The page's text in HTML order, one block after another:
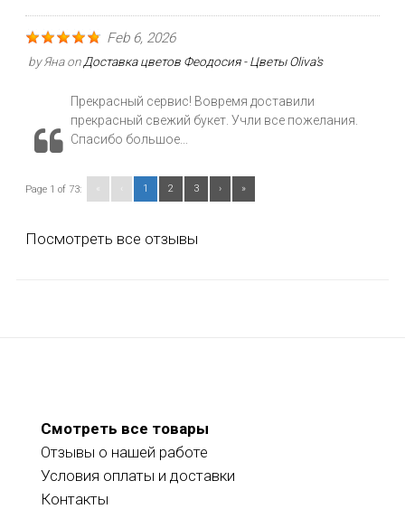
Feb 6, 2026
byЯнаon Доставка цветов Феодосия - Цветы Oliva's
Прекрасный сервис! Вовремя доставили
прекрасный свежий букет. Учли все пожелания.
Спасибо большое...
Page 1 of 73: 1 2 3 › »
Посмотреть все отзывы
Смотреть все товары
Отзывы о нашей работе
Условия оплаты и доставки
Контакты